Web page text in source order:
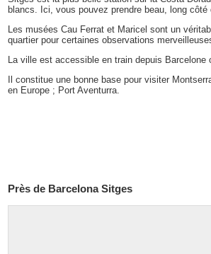
blancs. Ici, vous pouvez prendre beau, long
Les musées Cau Ferrat et Maricel sont un
quartier pour certaines observations
La ville est accessible en train depuis
Il constitue une bonne base pour visiter
en Europe ; Port Aventurra.
Près de Barcelona Sitges